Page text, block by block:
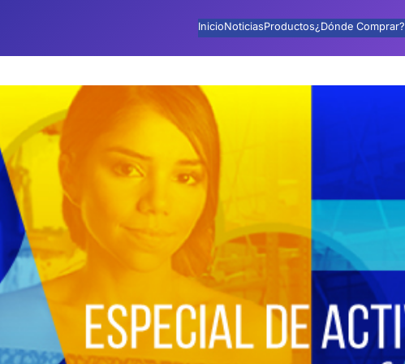
InicioNoticiasProductos¿Dónde Comprar?